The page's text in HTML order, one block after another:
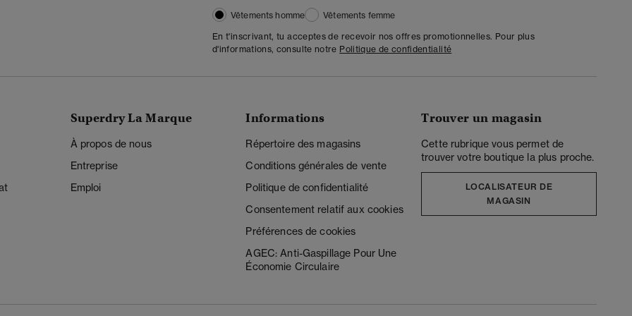
Vêtements homme
Vêtements femme
En t'inscrivant, tu acceptes de recevoir nos offres promotionnelles. Pour plus
d'informations, consulte notre Politique de confidentialité
Superdry La Marque
À propos de nous
Entreprise
Emploi
Informations
Répertoire des magasins
Conditions générales de vente
Politique de confidentialité
Consentement relatif aux cookies
Préférences de cookies
AGEC: Anti-Gaspillage Pour Une
Économie Circulaire
Trouver un magasin
Cette rubrique vous permet de
trouver votre boutique la plus proche.
LOCALISATEUR DE
MAGASIN